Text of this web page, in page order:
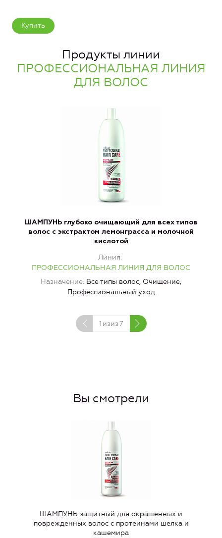
Купить
Продукты линии
ПРОФЕССИОНАЛЬНАЯ ЛИНИЯ
ДЛЯ ВОЛОС
ШАМПУНЬ глубоко очищающий для всех типов
волос с экстрактом лемонграсса и молочной
кислотой
Линия
ПРОФЕССИОНАЛЬНАЯ ЛИНИЯ ДЛЯ ВОЛОС
Назначение Все типы волос, Очищение,
Профессиональный уход
1 изиз7
Вы смотрели
ШАМПУНЬ защитный для окрашенных и
поврежденных волос с протеинами шелка и
кашемира